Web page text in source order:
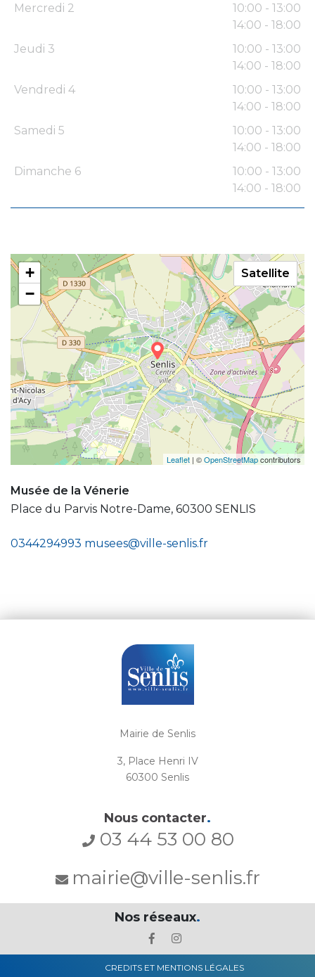
Mercredi 2
10:00 - 13:00
14:00 - 18:00
Jeudi 3
10:00 - 13:00
14:00 - 18:00
Vendredi 4
10:00 - 13:00
14:00 - 18:00
Samedi 5
10:00 - 13:00
14:00 - 18:00
Dimanche 6
10:00 - 13:00
14:00 - 18:00
+
−
Leaflet | ©OpenStreetMapcontributors
Satellite
Musée de la Vénerie
Place du Parvis Notre-Dame, 60300 SENLIS
0344294993 musees@ville-senlis.fr
Mairie de Senlis
3, Place Henri IV
60300 Senlis
Nous contacter.
03 44 53 00 80
mairie@ville-senlis.fr
Nos réseaux.
CREDITS ET MENTIONS LÉGALES